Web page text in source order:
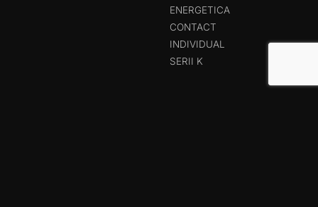
ENERGETICA
CONTACT
INDIVIDUAL
SERII K